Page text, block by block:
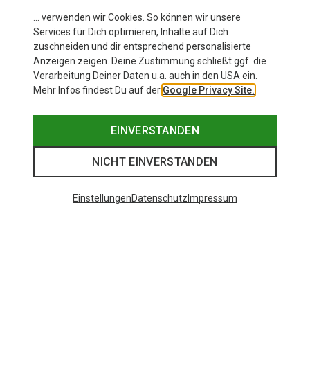
Andere Kunden kauften auch
… verwenden wir Cookies. So können wir unsere
Services für Dich optimieren, Inhalte auf Dich
zuschneiden und dir entsprechend personalisierte
Anzeigen zeigen. Deine Zustimmung schließt ggf. die
Verarbeitung Deiner Daten u.a. auch in den USA ein.
Mehr Infos findest Du auf der Google Privacy Site.
EINVERSTANDEN
NICHT EINVERSTANDEN
EinstellungenDatenschutz Impressum